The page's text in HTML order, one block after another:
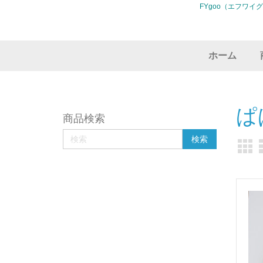
FYgoo（エフワイ
ホーム
商品検索